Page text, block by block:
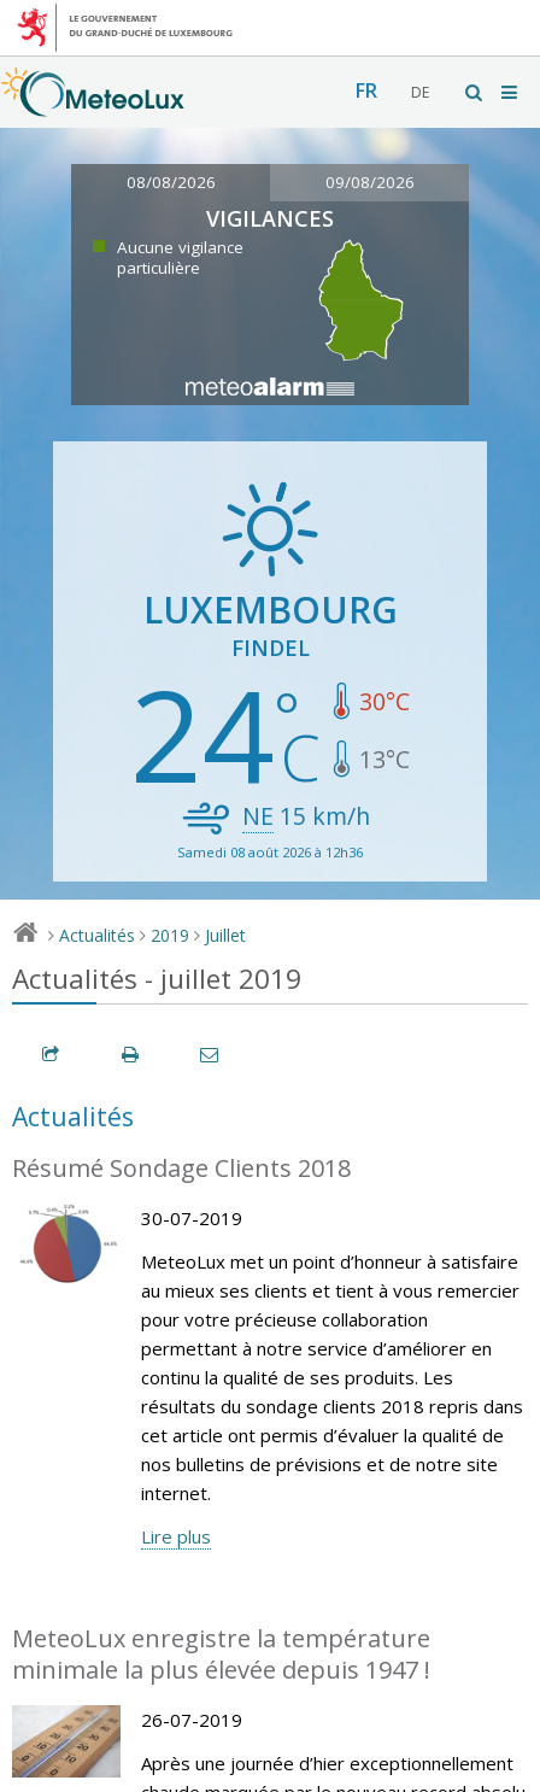
FR DE
08/08/2026 09/08/2026
VIGILANCES
Aucune vigilance
particulière
LUXEMBOURG
FINDEL
24 30°C
13°C
NE 15 km/h
Samedi 08 août 2026 à 12h36
> Actualités > 2019 > Juillet
Actualités - juillet 2019
Actualités
Résumé Sondage Clients 2018
30-07-2019
MeteoLux met un point d’honneur à satisfaire
au mieux ses clients et tient à vous remercier
pour votre précieuse collaboration
permettant à notre service d’améliorer en
continu la qualité de ses produits. Les
résultats du sondage clients 2018 repris dans
cet article ont permis d’évaluer la qualité de
nos bulletins de prévisions et de notre site
internet.
Lire plus
MeteoLux enregistre la température
minimale la plus élevée depuis 1947 !
26-07-2019
Après une journée d’hier exceptionnellement